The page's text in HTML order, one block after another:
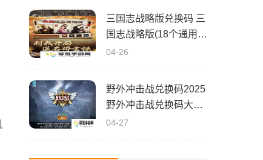
三国志战略版兑换码 三
国志战略版(18个通用礼
包)兑换码2025最新有
04-26
野外冲击战兑换码2025
野外冲击战兑换码大全
(真实有效)
04-27